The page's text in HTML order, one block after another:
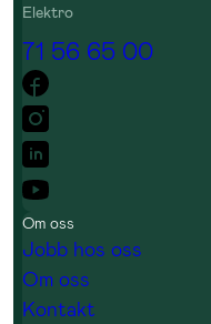
Elektro
71 56 65 00
Om oss
Jobb hos oss
Om oss
Kontakt